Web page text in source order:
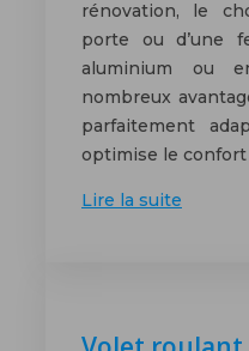
rénovation, le
porte ou d’une
aluminium ou
nombreux
parfaitement
optimise le
Lire la suite